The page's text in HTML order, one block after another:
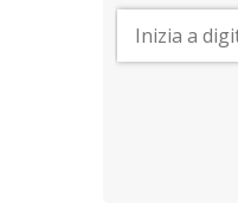
Lavorare